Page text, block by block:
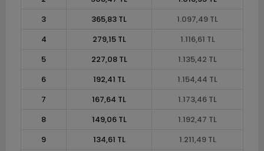
3
365,83 TL
1.097,49 TL
4
279,15 TL
1.116,61 TL
5
227,08 TL
1.135,42 TL
6
192,41 TL
1.154,44 TL
7
167,64 TL
1.173,46 TL
8
149,06 TL
1.192,47 TL
9
134,61 TL
1.211,49 TL